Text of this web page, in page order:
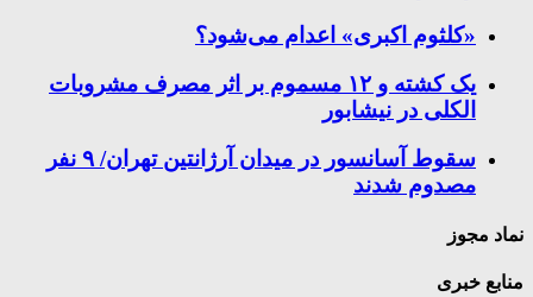
«کلثوم اکبری» اعدام می‌شود؟
یک کشته و ۱۲ مسموم بر اثر مصرف مشروبات
الکلی در نیشابور
سقوط آسانسور در میدان آرژانتین تهران/ ۹ نفر
مصدوم شدند
نماد مجوز
منابع خبری